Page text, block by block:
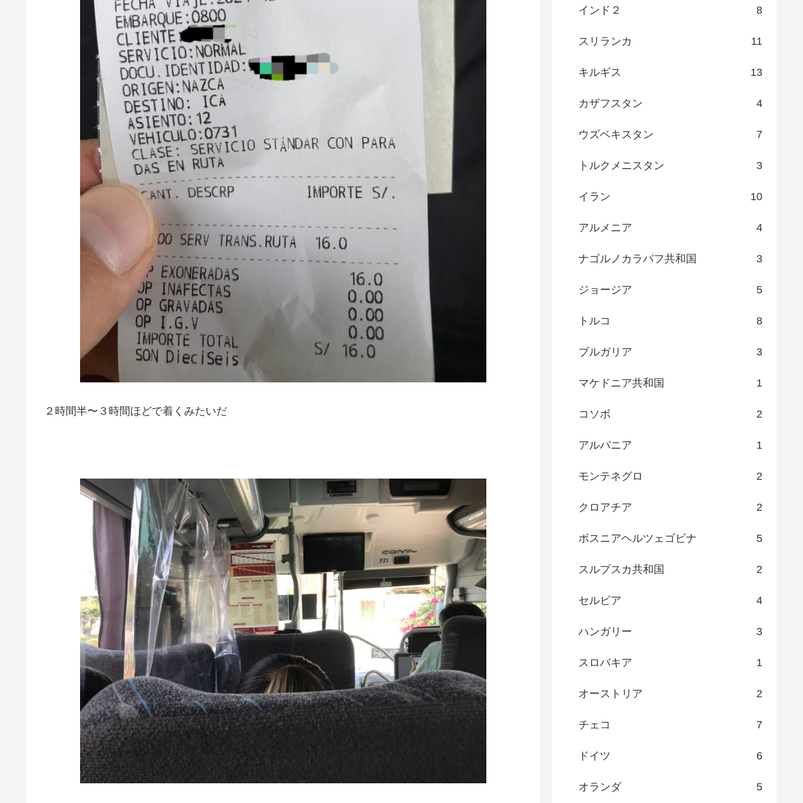
２時間半〜３時間ほどで着くみたいだ
インド２ 8
スリランカ 11
キルギス 13
カザフスタン 4
ウズベキスタン 7
トルクメニスタン 3
イラン 10
アルメニア 4
ナゴルノカラバフ共和国 3
ジョージア 5
トルコ 8
ブルガリア 3
マケドニア共和国 1
コソボ 2
アルバニア 1
モンテネグロ 2
クロアチア 2
ボスニアヘルツェゴビナ 5
スルプスカ共和国 2
セルビア 4
ハンガリー 3
スロバキア 1
オーストリア 2
チェコ 7
ドイツ 6
オランダ 5